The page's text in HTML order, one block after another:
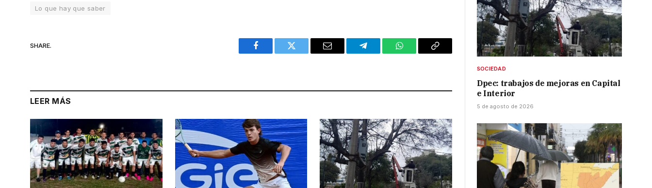
Lo que hay que saber
SHARE.
Facebook Twitter Email Telegram WhatsAppCopy
LEER MÁS
SOCIEDAD
Dpec: trabajos de mejoras en Capital
e Interior
5 de agosto de 2026